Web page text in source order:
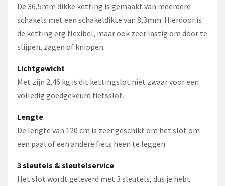
De 36,5mm dikke ketting is gemaakt van meerdere
schakels met een schakeldikte van 8,3mm. Hierdoor is
de ketting erg flexibel, maar ook zeer lastig om door te
slijpen, zagen of knippen.
Lichtgewicht
Met zijn 2,46 kg is dit kettingslot niet zwaar voor een
volledig goedgekeurd fietsslot.
Lengte
De lengte van 120 cm is zeer geschikt om het slot om
een paal of een andere fiets heen te leggen.
3 sleutels & sleutelservice
Het slot wordt geleverd met 3 sleutels, dus je hebt